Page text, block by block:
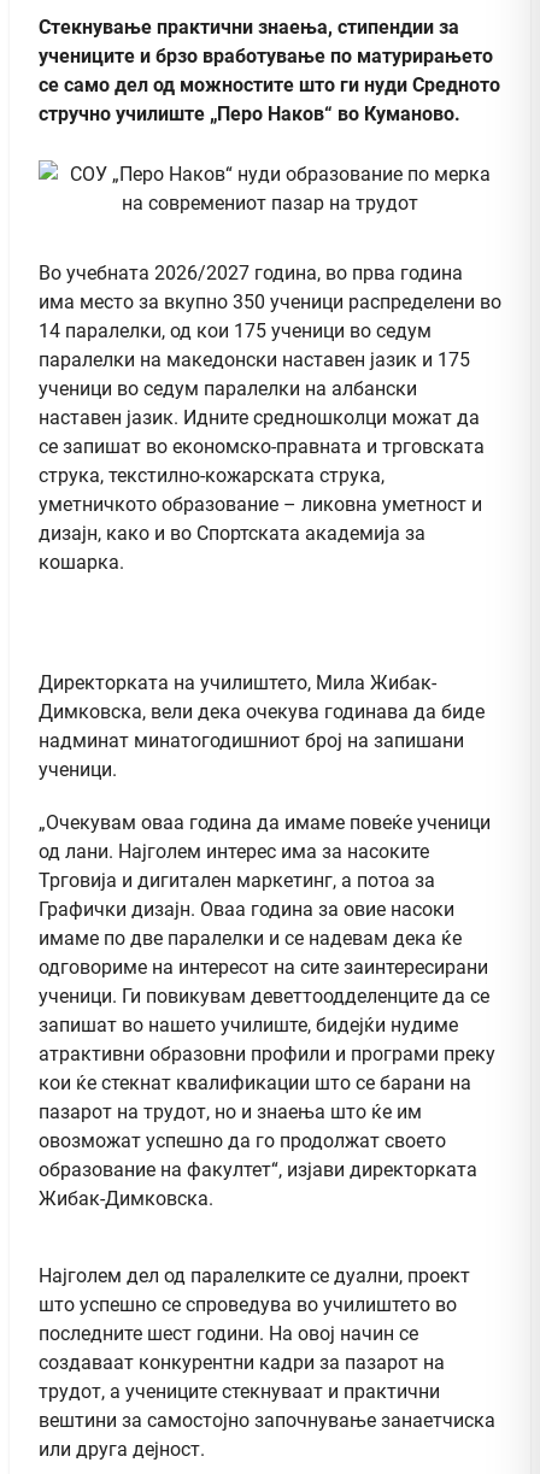
Стекнување практични знаења, стипендии за
учениците и брзо вработување по матурирањето
се само дел од можностите што ги нуди Средното
стручно училиште „Перо Наков“ во Куманово.
Во учебната 2026/2027 година, во прва година
има место за вкупно 350 ученици распределени во
14 паралелки, од кои 175 ученици во седум
паралелки на македонски наставен јазик и 175
ученици во седум паралелки на албански
наставен јазик. Идните средношколци можат да
се запишат во економско-правната и трговската
струка, текстилно-кожарската струка,
уметничкото образование – ликовна уметност и
дизајн, како и во Спортската академија за
кошарка.
Директорката на училиштето, Мила Жибак-
Димковска, вели дека очекува годинава да биде
надминат минатогодишниот број на запишани
ученици.
„Очекувам оваа година да имаме повеќе ученици
од лани. Најголем интерес има за насоките
Трговија и дигитален маркетинг, а потоа за
Графички дизајн. Оваа година за овие насоки
имаме по две паралелки и се надевам дека ќе
одговориме на интересот на сите заинтересирани
ученици. Ги повикувам деветтоодделенците да се
запишат во нашето училиште, бидејќи нудиме
атрактивни образовни профили и програми преку
кои ќе стекнат квалификации што се барани на
пазарот на трудот, но и знаења што ќе им
овозможат успешно да го продолжат своето
образование на факултет“, изјави директорката
Жибак-Димковска.
Најголем дел од паралелките се дуални, проект
што успешно се спроведува во училиштето во
последните шест години. На овој начин се
создаваат конкурентни кадри за пазарот на
трудот, а учениците стекнуваат и практични
вештини за самостојно започнување занаетчиска
или друга дејност.